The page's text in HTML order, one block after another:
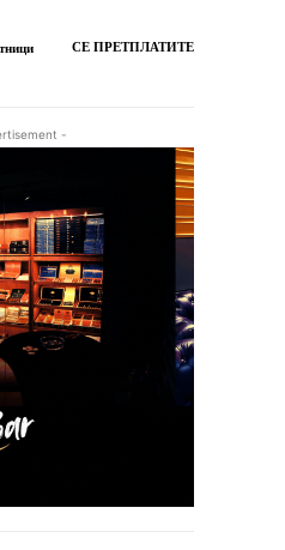
СЕ ПРЕТПЛАТИТЕ
-